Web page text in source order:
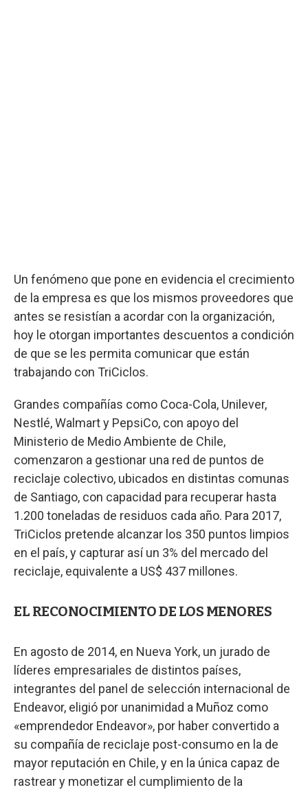
Un fenómeno que pone en evidencia el crecimiento
de la empresa es que los mismos proveedores que
antes se resistían a acordar con la organización,
hoy le otorgan importantes descuentos a condición
de que se les permita comunicar que están
trabajando con TriCiclos.
Grandes compañías como Coca-Cola, Unilever,
Nestlé, Walmart y PepsiCo, con apoyo del
Ministerio de Medio Ambiente de Chile,
comenzaron a gestionar una red de puntos de
reciclaje colectivo, ubicados en distintas comunas
de Santiago, con capacidad para recuperar hasta
1.200 toneladas de residuos cada año. Para 2017,
TriCiclos pretende alcanzar los 350 puntos limpios
en el país, y capturar así un 3% del mercado del
reciclaje, equivalente a US$ 437 millones.
EL RECONOCIMIENTO DE LOS MENORES
En agosto de 2014, en Nueva York, un jurado de
líderes empresariales de distintos países,
integrantes del panel de selección internacional de
Endeavor, eligió por unanimidad a Muñoz como
«emprendedor Endeavor», por haber convertido a
su compañía de reciclaje post-consumo en la de
mayor reputación en Chile, y en la única capaz de
rastrear y monetizar el cumplimiento de la